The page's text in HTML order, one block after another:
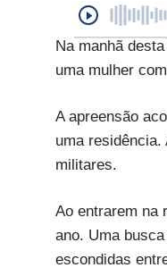
Na manhã
uma mulher
A apreensão
uma
militares.
Ao entrarem na
ano. Uma
escondidas